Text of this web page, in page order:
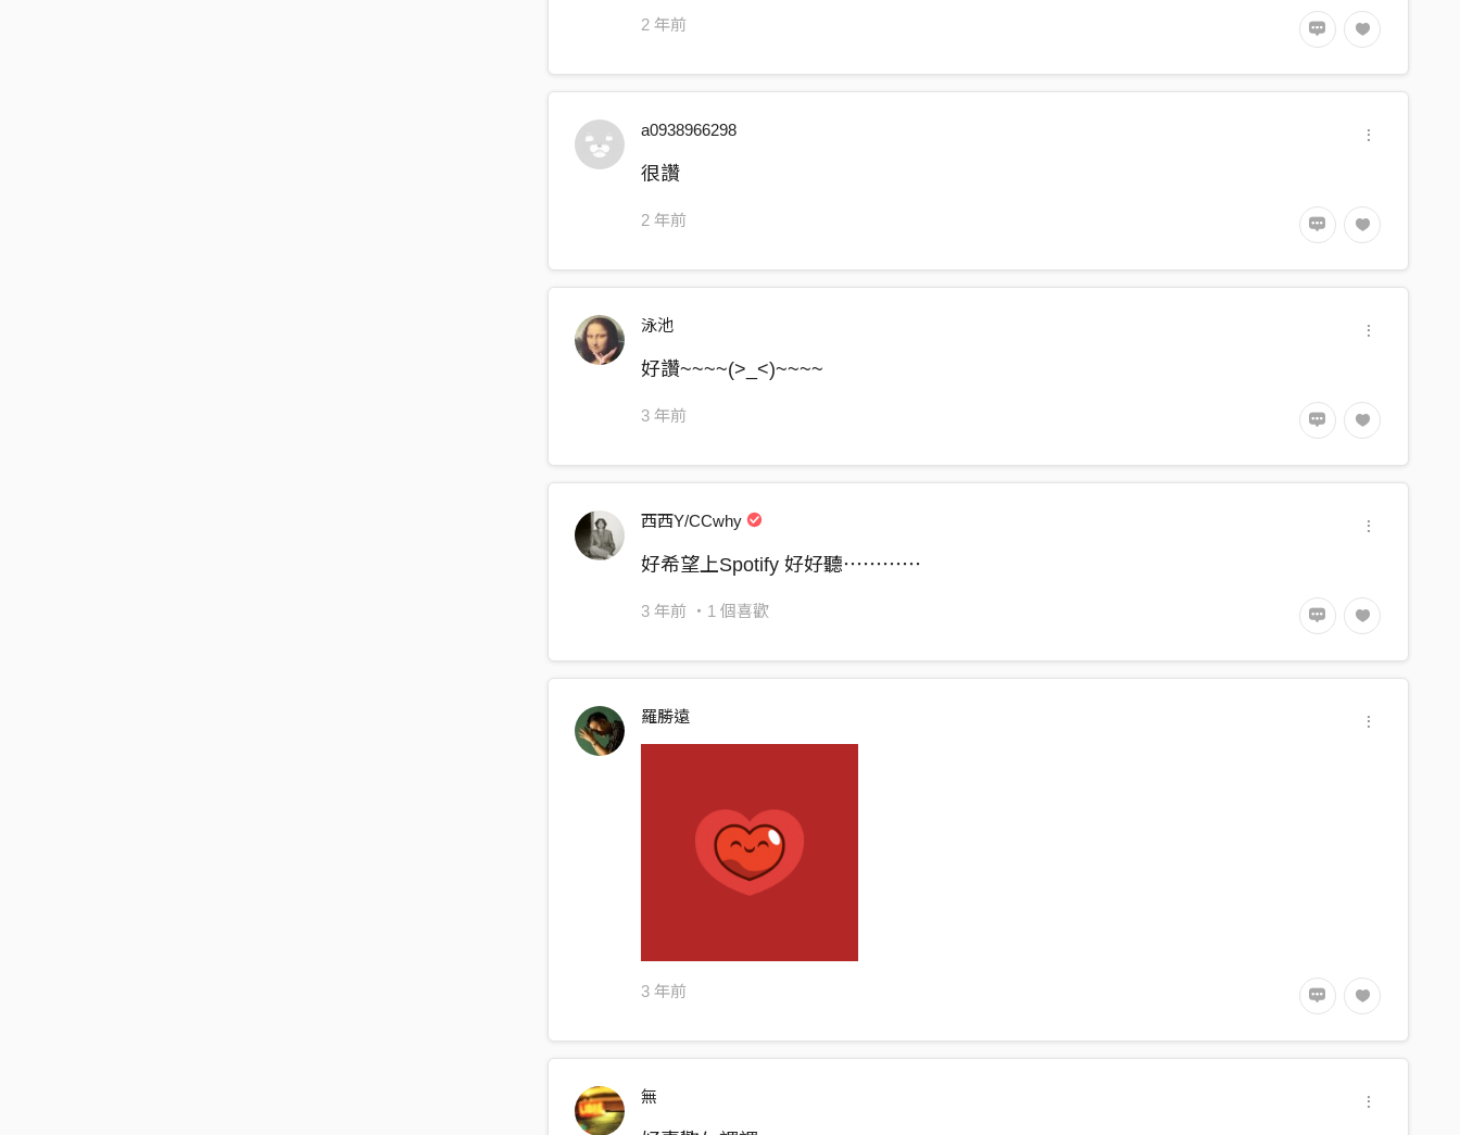
煩惱隨浪花消散
時間的腳步更淪陷
陽光都能實現
Sunshine paradise!!
捕捉生命重量
Sunshine paradise!!
I'll take you anywhere
信不信就由你了
每天打卡
就算被現實掏空也別害怕
這是你的 容身之處
要把心都放開
他們眼中 玩笑的喜劇
說來諷刺 Listen to your heart
2 年前
a0938966298
很讚
2 年前
泳池
好讚~~~~(>_<)~~~~
3 年前
西西Y/CCwhy
好希望上Spotify 好好聽⋯⋯⋯⋯
3 年前 ・1 個喜歡
羅勝遠
3 年前
無